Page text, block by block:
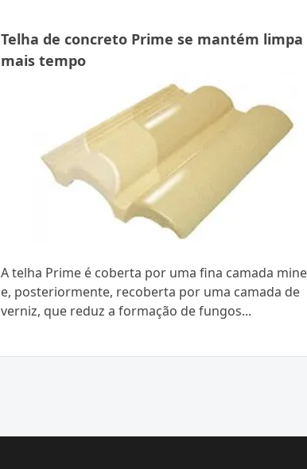
Telha de concreto Prime se mantém limpa
mais tempo
A telha Prime é coberta por uma fina camada
e, posteriormente, recoberta por uma camada de
verniz, que reduz a formação de fungos...